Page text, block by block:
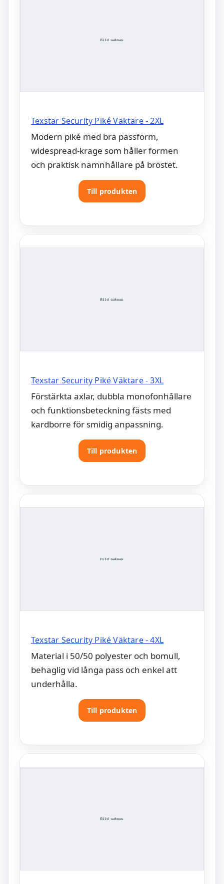
Texstar Security Piké Väktare - 2XL
Modern piké med bra passform,
widespread-krage som håller formen
och praktisk namnhållare på bröstet.
Till produkten
Texstar Security Piké Väktare - 3XL
Förstärkta axlar, dubbla monofonhållare
och funktionsbeteckning fästs med
kardborre för smidig anpassning.
Till produkten
Texstar Security Piké Väktare - 4XL
Material i 50/50 polyester och bomull,
behaglig vid långa pass och enkel att
underhålla.
Till produkten